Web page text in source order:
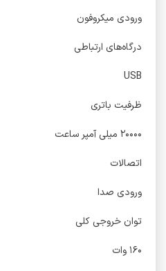
ورودی میکروفون
درگاه‌های ارتباطی
USB
ظرفیت باتری
۲۰۰۰۰ میلی آمپر ساعت
اتصالات
ورودی صدا
توان خروجی کلی
۱۶۰ وات